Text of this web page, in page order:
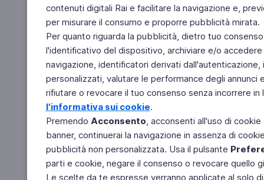
contenuti digitali Rai e facilitare la navigazione e,
per misurare il consumo e proporre pubblicità mirata.
Per quanto riguarda la pubblicità, dietro tuo
l'identificativo del dispositivo, archiviare e/o
navigazione, identificatori derivati
personalizzati, valutare le performance degli
rifiutare o revocare il tuo consenso senza incorrere
l'informativa sui cookie.
Premendo Acconsento, acconsenti all'uso di
banner, continuerai la navigazione in assenza di
pubblicità non personalizzata. Usa il pulsante
parti e cookie, negare il consenso o revocare quello
Le scelte da te espresse verranno applicate al solo